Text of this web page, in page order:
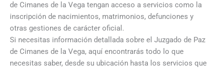
de Cimanes de la Vega tengan acceso a servicios como la
inscripción de nacimientos, matrimonios, defunciones y
otras gestiones de carácter oficial.
Si necesitas información detallada sobre el Juzgado de Paz
de Cimanes de la Vega, aquí encontrarás todo lo que
necesitas saber, desde su ubicación hasta los servicios que